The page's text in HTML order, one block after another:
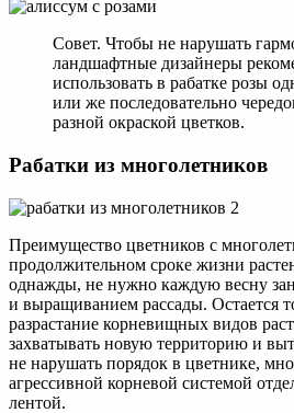
Совет. Чтобы не нарушать
ландшафтные дизайнеры
использовать в рабатке розы
или же последовательно
разной окраской цветков.
Рабатки из многолетников
Преимущество цветников с
продолжительном сроке жизни
однажды, не нужно каждую весну
и выращиванием рассады. Остается
разрастание корневищных видов
захватывать новую территорию и
не нарушать порядок в цветнике,
агрессивной корневой системой
лентой.